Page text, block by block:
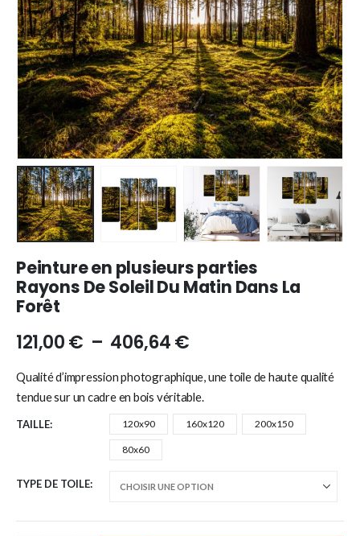
Peinture en plusieurs parties
Rayons De Soleil Du Matin Dans La
Forêt
121,00€ – 406,64€
Qualité d’impression photographique, une toile de haute qualité
tendue sur un cadre en bois véritable.
TAILLE 120x90 160x120 200x150
80x60
TYPE DE TOILE